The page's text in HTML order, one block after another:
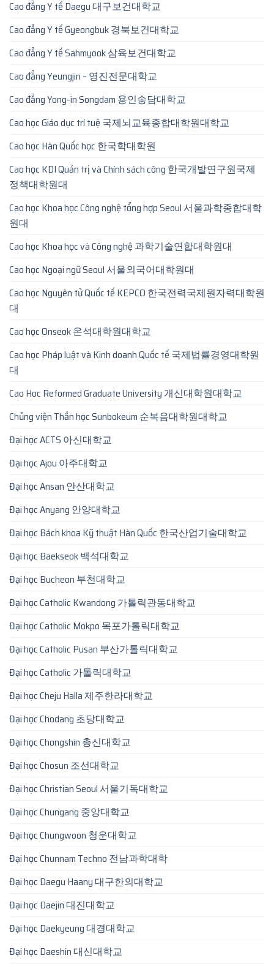
Cao đẳng Y tế Daegu 대구보건대학교
Cao đẳng Y tế Gyeongbuk 경북보건대학교
Cao đẳng Y tế Sahmyook 삼육보건대학교
Cao đẳng Yeungjin – 영진전문대학교
Cao đẳng Yong-in Songdam 용인송담대학교
Cao học Giáo dục trí tuệ 국제뇌교육종합대학원대학교
Cao học Hàn Quốc học 한국학대학원
Cao học KDI Quản trị và Chính sách công 한국개발연구원국제
정책대학원대
Cao học Khoa học Công nghệ tổng hợp Seoul 서울과학종합대학
원대
Cao học Khoa học và Công nghệ 과학기술연합대학원대
Cao học Ngoại ngữ Seoul 서울외국어대학원대
Cao học Nguyên tử Quốc tế KEPCO 한국전력국제원자력대학원
대
Cao học Onseok 온석대학원대학교
Cao học Pháp luật và Kinh doanh Quốc tế 국제법률경영대학원
대
Cao Hoc Reformed Graduate University 개신대학원대학교
Chủng viện Thần học Sunbokeum 순복음대학원대학교
Đại học ACTS 아신대학교
Đại học Ajou 아주대학교
Đại học Ansan 안산대학교
Đại học Anyang 안양대학교
Đại học Bách khoa Kỹ thuật Hàn Quốc 한국산업기술대학교
Đại học Baekseok 백석대학교
Đại học Bucheon 부천대학교
Đại học Catholic Kwandong 가톨릭관동대학교
Đại học Catholic Mokpo 목포가톨릭대학교
Đại học Catholic Pusan 부산가톨릭대학교
Đại học Catholic 가톨릭대학교
Đại học Cheju Halla 제주한라대학교
Đại học Chodang 초당대학교
Đại học Chongshin 총신대학교
Đại học Chosun 조선대학교
Đại học Christian Seoul 서울기독대학교
Đại học Chungang 중앙대학교
Đại học Chungwoon 청운대학교
Đại học Chunnam Techno 전남과학대학
Đại học Daegu Haany 대구한의대학교
Đại học Daejin 대진대학교
Đại học Daekyeung 대경대학교
Đại học Daeshin 대신대학교